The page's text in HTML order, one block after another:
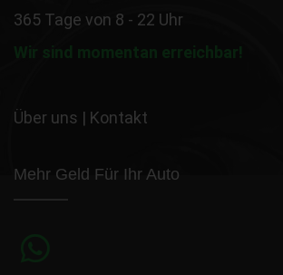
365 Tage von 8 - 22 Uhr
Wir sind momentan erreichbar!
Über uns | Kontakt
Mehr Geld Für Ihr Auto